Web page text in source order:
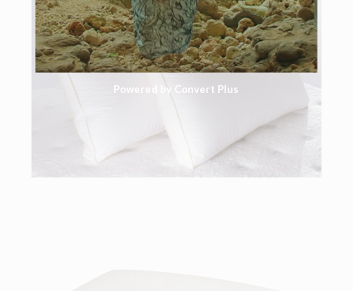
Powered by Convert Plus